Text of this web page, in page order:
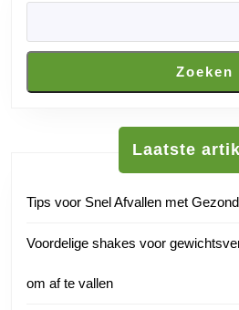
Zoeken
Laatste
Tips voor Snel Afvallen met
Voordelige shakes voor
om af te vallen